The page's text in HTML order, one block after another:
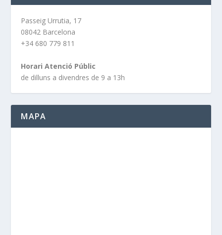
Passeig Urrutia, 17
08042 Barcelona
+34 680 779 811
Horari Atenció Públic
de dilluns a divendres de 9 a 13h
MAPA